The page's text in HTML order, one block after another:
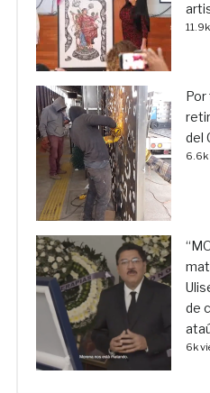
Por
del
6.6k
de
6k